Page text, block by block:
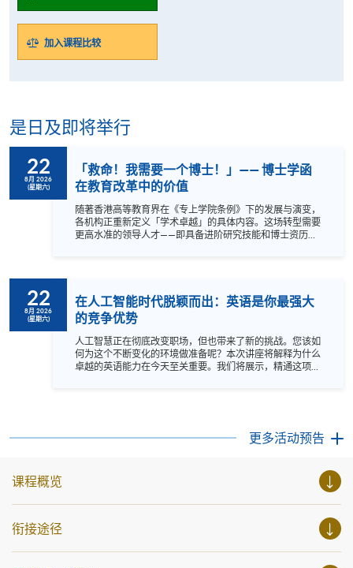
加入课程比较
是日及即将举行
22
8月 2026
(星期六)
「救命！我需要一个博士！」—— 博士学函
在教育改革中的价值
随著香港高等教育界在《专上学院条例》下的发展与演变，
各机构正重新定义「学术卓越」的具体内容。这场转型需要
更高水准的领导人才——即具备进阶研究技能和博士资历的
们的讲座，深入了解 EdD 课程的内容、掌握其市场价值，并
聆听 HKU SPACE 教育专业博士课程同学的亲身分享。 a {
text-decoration: none; color: #464feb; } tr th, tr td { border:
1px solid #e6e6e6; } tr th { background-color: #f5f5f5; } 语
言：粤语，辅以英语。
22
8月 2026
(星期六)
在人工智能时代脱颖而出：英语是你最强大
的竞争优势
人工智慧正在彻底改变职场，但也带来了新的挑战。您该如
何为这个不断变化的环境做准备呢？本次讲座将解释为什么
卓越的英语能力在今天至关重要。我们将展示，精通这项语
更多活动预告
课程概览
衔接途径